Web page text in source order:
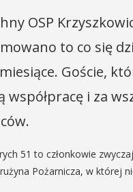
OSP
to co się
Goście,
i za
51 to członkowie
Pożarnicza, w której